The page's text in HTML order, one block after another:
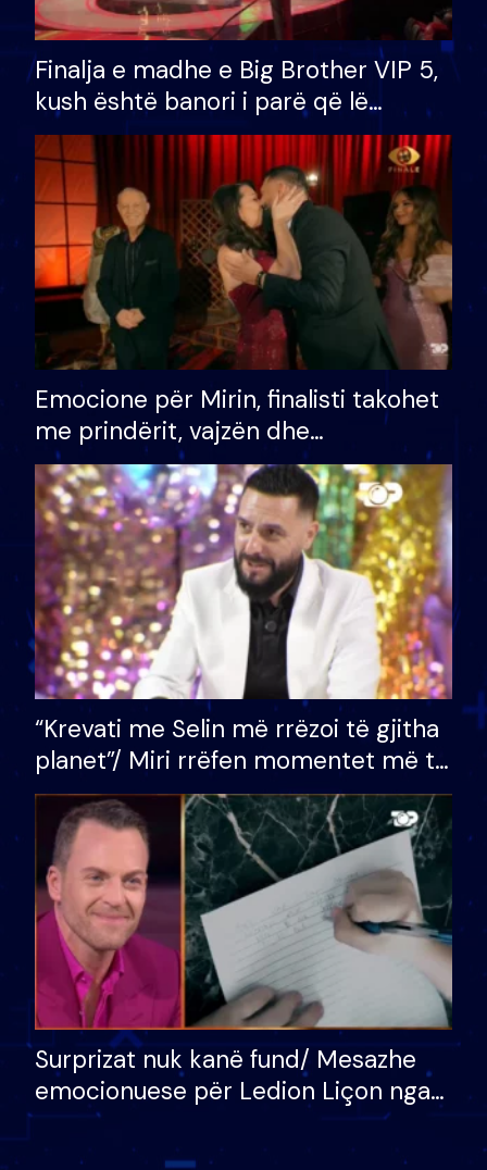
Finalja e madhe e Big Brother VIP 5,
kush është banori i parë që lë
shtëpinë dhe humb mundësinë për
të fituar çmimin e madh
Emocione për Mirin, finalisti takohet
me prindërit, vajzën dhe
bashkëshorten: S’kemi ndonjë letër
divorci apo jo?
“Krevati me Selin më rrëzoi të gjitha
planet”/ Miri rrëfen momentet më të
bukura në shtëpinë e BB VIP: Do më
mungojë zilja e mëngjesit kur…
Surprizat nuk kanë fund/ Mesazhe
emocionuese për Ledion Liçon nga
nëna dhe fëmijët e tij, moderatori
nuk i mban dot lotët: Nuk meritoj…